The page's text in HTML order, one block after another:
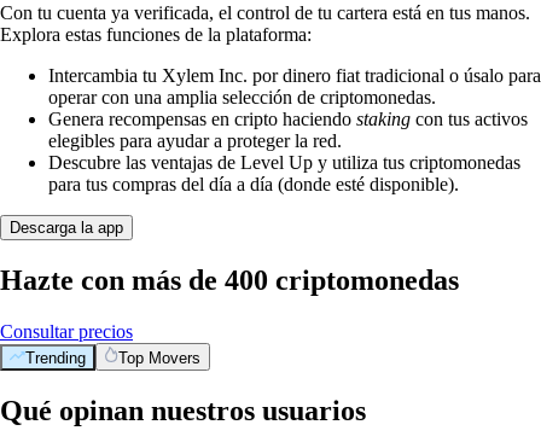
Con tu cuenta ya verificada, el control de tu cartera está en tus manos.
Explora estas funciones de la plataforma:
Intercambia tu Xylem Inc. por dinero fiat tradicional o úsalo para
operar con una amplia selección de criptomonedas.
Genera recompensas en cripto haciendo staking con tus activos
elegibles para ayudar a proteger la red.
Descubre las ventajas de Level Up y utiliza tus criptomonedas
para tus compras del día a día (donde esté disponible).
Descarga la app
Hazte con más de 400 criptomonedas
Consultar precios
Trending Top Movers
Qué opinan nuestros usuarios